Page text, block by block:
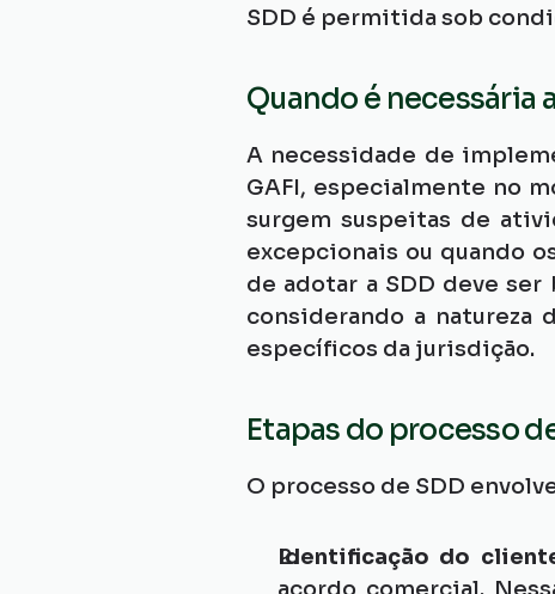
SDD é permitida sob
Quando é necessária
A necessidade de
GAFI, especialmente no
surgem suspeitas de
excepcionais ou quando
de adotar a SDD deve ser
considerando a
específicos da jurisdição.
Etapas do processo
O processo de SDD
Identificação do